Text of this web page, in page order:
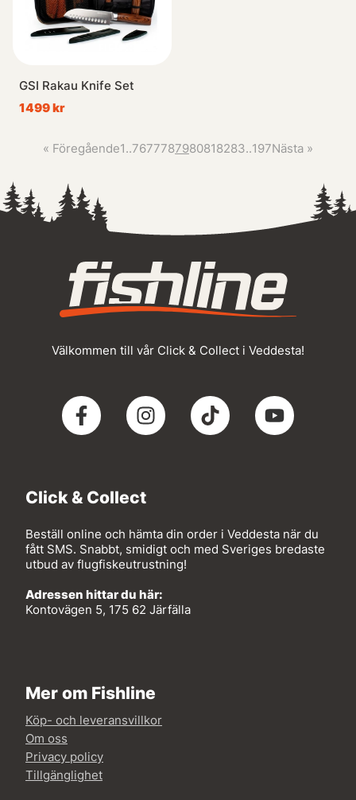
GSI Rakau Knife Set
1499 kr
« Föregående1..7677787980818283..197Nästa »
Välkommen till vår Click & Collect i Veddesta!
Click & Collect
Beställ online och hämta din order i Veddesta när du
fått SMS. Snabbt, smidigt och med Sveriges bredaste
utbud av flugfiskeutrustning!
Adressen hittar du här:
Kontovägen 5, 175 62 Järfälla
Mer om Fishline
Köp- och leveransvillkor
Om oss
Privacy policy
Tillgänglighet